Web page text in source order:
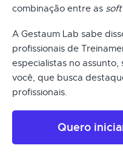
combinação entre as soft
A Gestaum Lab sabe
profissionais de
especialistas no
você, que busca
profissionais.
Quero